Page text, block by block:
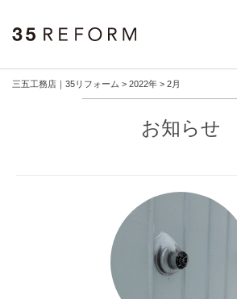
三五工務店｜35リフォーム > 2022年 > 2月
お知らせ